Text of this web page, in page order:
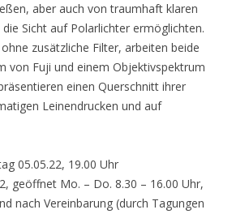
aber auch von traumhaft klaren
Sicht auf Polarlichter ermöglichten.
zusätzliche Filter, arbeiten beide
von Fuji und einem Objektivspektrum
einen Querschnitt ihrer
Leinendrucken und auf
05.05.22, 19.00 Uhr
geöffnet Mo. – Do. 8.30 – 16.00 Uhr,
nach Vereinbarung (durch Tagungen